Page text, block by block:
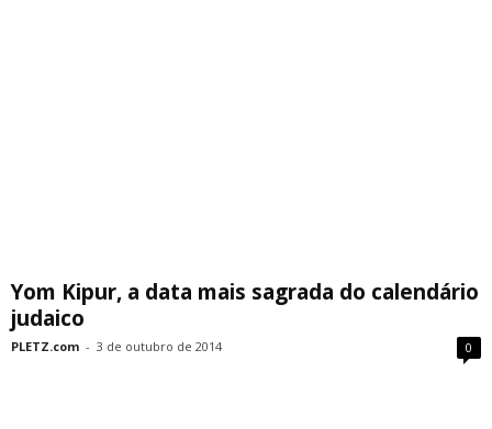
Yom Kipur, a data mais sagrada do calendário
judaico
PLETZ.com - 3 de outubro de 2014 0